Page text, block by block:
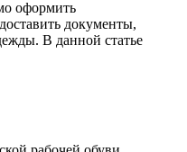
оформить
документы,
В данной статье